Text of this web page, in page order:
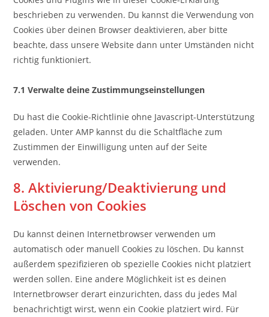
beschrieben zu verwenden. Du kannst die Verwendung von
Cookies über deinen Browser deaktivieren, aber bitte
beachte, dass unsere Website dann unter Umständen nicht
richtig funktioniert.
7.1 Verwalte deine Zustimmungseinstellungen
Du hast die Cookie-Richtlinie ohne Javascript-Unterstützung
geladen. Unter AMP kannst du die Schaltfläche zum
Zustimmen der Einwilligung unten auf der Seite
verwenden.
8. Aktivierung/Deaktivierung und
Löschen von Cookies
Du kannst deinen Internetbrowser verwenden um
automatisch oder manuell Cookies zu löschen. Du kannst
außerdem spezifizieren ob spezielle Cookies nicht platziert
werden sollen. Eine andere Möglichkeit ist es deinen
Internetbrowser derart einzurichten, dass du jedes Mal
benachrichtigt wirst, wenn ein Cookie platziert wird. Für